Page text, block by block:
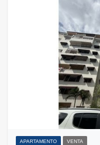
APARTAMENTO VENTA